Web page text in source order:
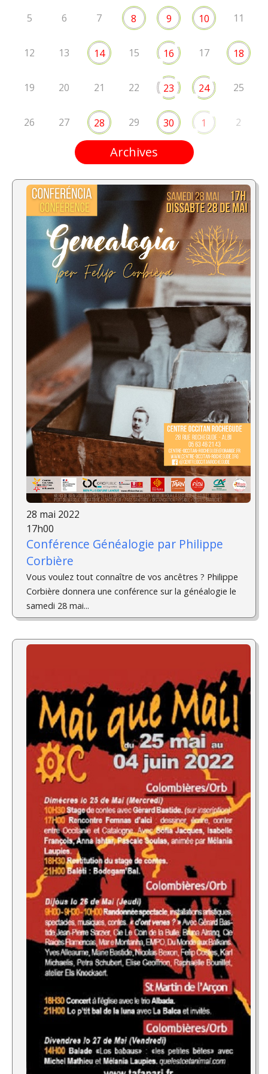
5 6 7 8 9 10 11
12 13 14 15 16 17 18
19 20 21 22 23 24 25
26 27 28 29 30 1 2
Archives
28 mai 2022
17h00
Conférence Généalogie par Philippe
Corbière
Vous voulez tout connaître de vos ancêtres ? Philippe
Corbière donnera une conférence sur la généalogie le
samedi 28 mai...